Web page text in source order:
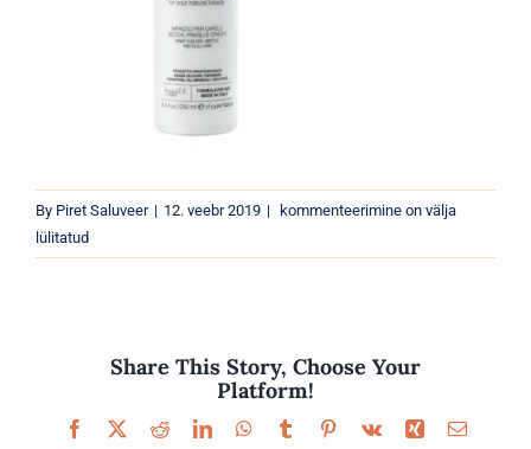
By Piret Saluveer | 12. veebr 2019 | 8034063520085
kommenteerimine on välja
lülitatud
Share This Story, Choose Your
Platform!
Facebook
X RedditLinkedInWhatsApp
TumblrPinterest
Vk Xing Email